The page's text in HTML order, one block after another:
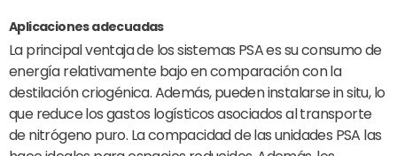
Aplicaciones adecuadas
La principal ventaja de los sistemas PSA es su consumo de
energía relativamente bajo en comparación con la
destilación criogénica. Además, pueden instalarse in situ, lo
que reduce los gastos logísticos asociados al transporte
de nitrógeno puro. La compacidad de las unidades PSA las